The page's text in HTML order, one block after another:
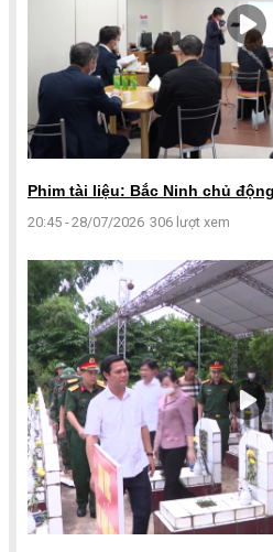
Phim tài liệu: Bắc Ninh chủ
20:45 - 28/07/2026 306 lượt xem